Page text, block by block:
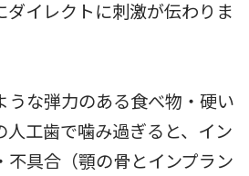
ダイレクトに刺激が伝わりま
うな弾力のある食べ物・硬い
人工歯で噛み過ぎると、イン
不具合（顎の骨とインプラン